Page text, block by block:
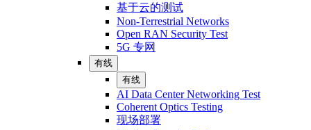
基于云的测试
Non-Terrestrial Networks
Open RAN Security Test
5G 专网
有线
有线
AI Data Center Networking Test
Coherent Optics Testing
现场部署